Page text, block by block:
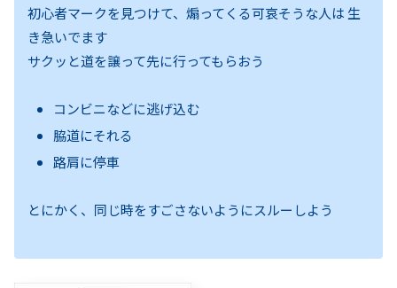
初心者マークを見つけて、煽ってくる可哀そうな人は 生
き急いでます
サクッと道を譲って先に行ってもらおう
コンビニなどに逃げ込む
脇道にそれる
路肩に停車
とにかく、同じ時をすごさないようにスルーしよう